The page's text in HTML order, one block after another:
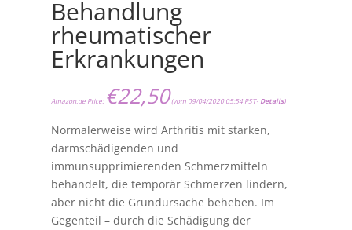
Behandlung
rheumatischer
Erkrankungen
Amazon.de Price: €22,50(vom 09/04/2020 05:54 PST- Details)
Normalerweise wird Arthritis mit starken,
darmschädigenden und
immunsupprimierenden Schmerzmitteln
behandelt, die temporär Schmerzen lindern,
aber nicht die Grundursache beheben. Im
Gegenteil – durch die Schädigung der